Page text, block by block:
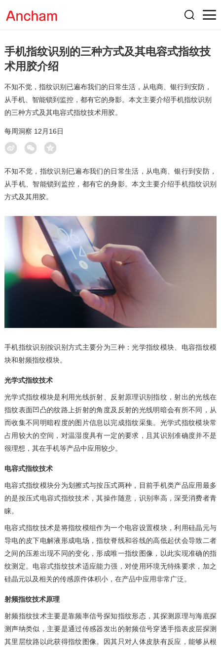
手机指纹识别的三种方式及其电容式指纹技
术用胶介绍
不知不觉，指纹识别已遍布我们的日常生活，从电商、银行到安防，
从手机、智能锁到监控，都有它的身影。本文主要介绍手机指纹识别
的三种方式及其电容式指纹技术用胶。
每周洞察 12月16日
不知不觉，指纹识别已遍布我们的日常生活，从电商、银行到安防，
从手机、智能锁到监控，都有它的身影。本文主要介绍手机指纹识别
方式及其用胶。
手机指纹识别按识别方式主要分为三种：光学指纹模块、电容指纹模
块和射频指纹模块。
光学式指纹技术
光学式指纹模块是利用光线折射、反射原理识别指纹，射出的光线在
指纹表面凹凸的纹路上折射的角度及反射的光线明暗会有所不同，从
而收集不同明暗程度的图片信息以完成指纹采集。光学式指纹模块常
占用较大的空间，对温湿度具有一定的要求，且其识别准确度并不是
很理想，其在手机等产品中应用较少。
电容式指纹技术
电容式指纹模块分为划擦式与按压式两种，目前手机类产品应用最多
的是按压式电容式指纹技术，其操作随意，识别率高，深受消费者青
睐。
电容式指纹技术是将指纹模组作为一个电容设置模块，利用硅晶元与
导电的皮下电解液形成电场，指纹脊线和谷线的高低起伏会导致二者
之间的压差出现不同的变化，形成唯一指纹图像，以此实现准确的指
纹测定。电容式指纹技术适应能力强，对使用环境无特殊要求，加之
硅晶元以及相关的传感原件体积小，在产品中应用非常广泛。
射频指纹技术原理
射频指纹技术主要是靠频率信号探知指纹形态，其探测原理与海底探
测声纳类似，主要是通过传感器发出的射频信号穿透手指表皮层探测
其里层纹路以此获得指纹图像。因其只对人体皮肤有反应，能够从根